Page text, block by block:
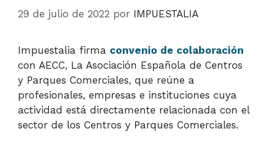
29 de julio de 2022 por IMPUESTALIA
Impuestalia firma convenio de colaboración
con AECC, La Asociación Española de Centros
y Parques Comerciales, que reúne a
profesionales, empresas e instituciones cuya
actividad está directamente relacionada con el
sector de los Centros y Parques Comerciales.